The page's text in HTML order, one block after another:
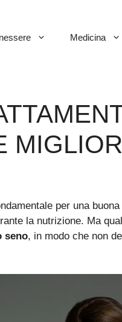
Medicina
per una
la nutrizione. Ma
seno, in modo che non